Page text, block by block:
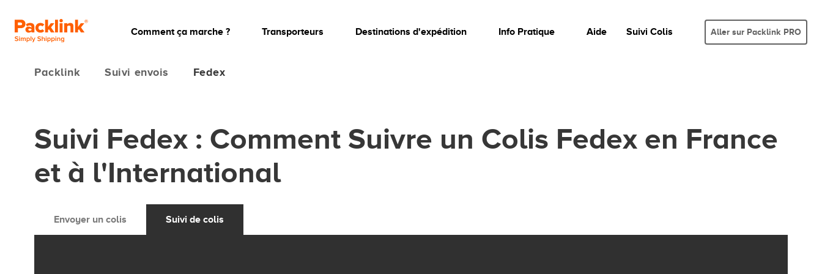
Comment ça marche ? Transporteurs Destinations d'expédition Info Pratique Aide Suivi Colis Aller sur Packlink PRO
Packlink Suivi envois Fedex
Suivi Fedex : Comment Suivre un Colis Fedex en France
et à l'International
Envoyer un colis Suivi de colis